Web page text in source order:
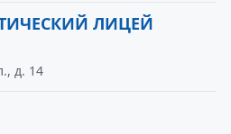
ЛИЦЕЙ
д. 14